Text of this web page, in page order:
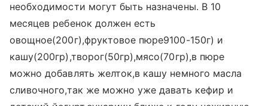
необходимости могут быть назначены. В 10
месяцев ребенок должен есть
овощное(200г),фруктовое пюре9100-150г) и
кашу(200гр),творог(50гр),мясо(70гр),в пюре
можно добавлять желток,в кашу немного масла
сливочного,так же можно уже давать кефир и